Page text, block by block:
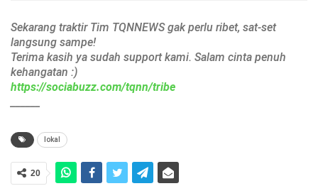
Sekarang traktir Tim TQNNEWS gak perlu ribet, sat-set
langsung sampe!
Terima kasih ya sudah support kami. Salam cinta penuh
kehangatan :)
https://sociabuzz.com/tqnn/tribe
lokal
20